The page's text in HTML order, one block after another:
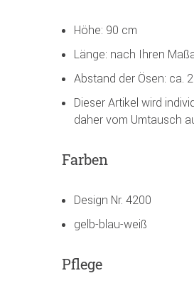
Höhe: 90 cm
Länge: nach Ihren
Abstand der Ösen: ca.
Dieser Artikel wird
daher vom Umtausch
Farben
Design Nr. 4200
gelb-blau-weiß
Pflege